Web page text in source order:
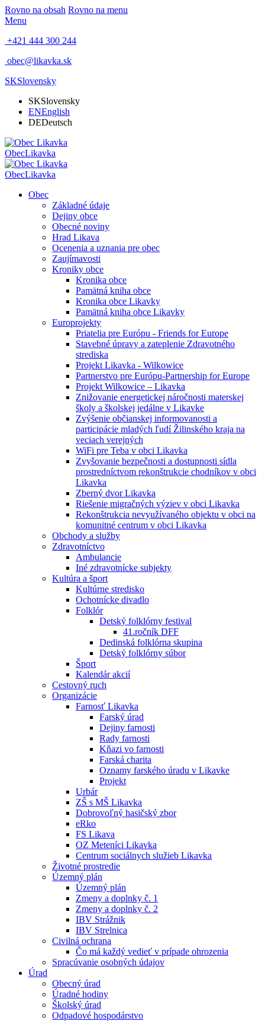
Rovno na obsah Rovno na menu
Menu
+421 444 300 244
obec@likavka.sk
SKSlovensky
SKSlovensky
ENEnglish
DEDeutsch
ObecLikavka
ObecLikavka
Obec
Základné údaje
Dejiny obce
Obecné noviny
Hrad Likava
Ocenenia a uznania pre obec
Zaujímavosti
Kroniky obce
Kronika obce
Pamätná kniha obce
Kronika obce Likavky
Pamätná kniha obce Likavky
Europrojekty
Priatelia pre Európu - Friends for Europe
Stavebné úpravy a zateplenie Zdravotného
strediska
Projekt Likavka - Wilkowice
Partnerstvo pre Európu-Partnership for Europe
Projekt Wilkowice – Likavka
Znižovanie energetickej náročnosti materskej
školy a školskej jedálne v Likavke
Zvýšenie občianskej informovanosti a
participácie mladých ľudí Žilinského kraja na
veciach verejných
WiFi pre Teba v obci Likavka
Zvyšovanie bezpečnosti a dostupnosti sídla
prostredníctvom rekonštrukcie chodníkov v obci
Likavka
Zberný dvor Likavka
Riešenie migračných výziev v obci Likavka
Rekonštrukcia nevyužívaného objektu v obci na
komunitné centrum v obci Likavka
Obchody a služby
Zdravotníctvo
Ambulancie
Iné zdravotnícke subjekty
Kultúra a šport
Kultúrne stredisko
Ochotnícke divadlo
Folklór
Detský folklórny festival
41.ročník DFF
Dedinská folklórna skupina
Detský folklórny súbor
Šport
Kalendár akcií
Cestovný ruch
Organizácie
Farnosť Likavka
Farský úrad
Dejiny farnosti
Rady farnosti
Kňazi vo farnosti
Farská charita
Oznamy farského úradu v Likavke
Projekt
Urbár
ZŠ s MŠ Likavka
Dobrovoľný hasičský zbor
eRko
FS Likava
OZ Meteníci Likavka
Centrum sociálnych služieb Likavka
Životné prostredie
Územný plán
Územný plán
Zmeny a doplnky č. 1
Zmeny a doplnky č. 2
IBV Strážnik
IBV Strelnica
Civilná ochrana
Čo má každý vedieť v prípade ohrozenia
Spracúvanie osobných údajov
Úrad
Obecný úrad
Úradné hodiny
Školský úrad
Odpadové hospodárstvo